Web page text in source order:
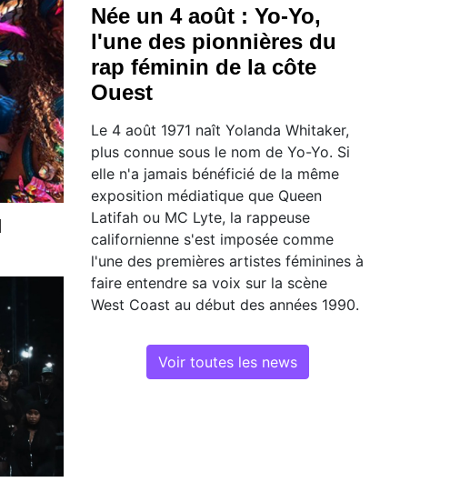
Née un 4 août : Yo-Yo,
l'une des pionnières du
rap féminin de la côte
Ouest
Le 4 août 1971 naît Yolanda Whitaker,
plus connue sous le nom de Yo-Yo. Si
elle n'a jamais bénéficié de la même
exposition médiatique que Queen
Latifah ou MC Lyte, la rappeuse
californienne s'est imposée comme
l'une des premières artistes féminines à
faire entendre sa voix sur la scène
West Coast au début des années 1990.
Voir toutes les news